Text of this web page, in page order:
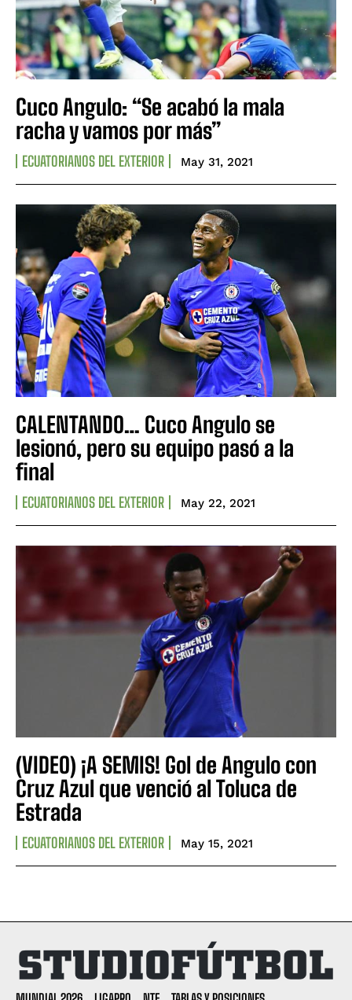
Cuco Angulo: “Se acabó la mala
racha y vamos por más”
ECUATORIANOS DEL EXTERIOR May 31, 2021
CALENTANDO… Cuco Angulo se
lesionó, pero su equipo pasó a la
final
ECUATORIANOS DEL EXTERIOR May 22, 2021
(VIDEO) ¡A SEMIS! Gol de Angulo con
Cruz Azul que venció al Toluca de
Estrada
ECUATORIANOS DEL EXTERIOR May 15, 2021